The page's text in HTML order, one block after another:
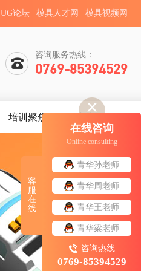
UG论坛 模具人才网 模具视频网
咨询服务热线：
0769-85394529
培训聚焦
在线咨询
Online consulting
青华孙老师
青华周老师
青华王老师
青华梁老师
咨询热线
0769-85394529
客
服
在
线